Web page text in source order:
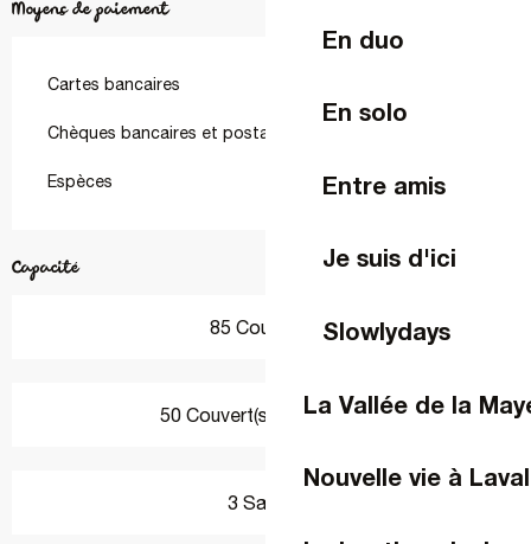
En duo
En solo
Entre amis
Je suis d'ici
Slowlydays
La Vallée de la
Nouvelle vie à Laval
Moyens de paiement
Cartes bancaires
Chèques bancaires et postaux
Espèces
Capacité
85 Couvert(s)
50 Couvert(s) en terrasse
3 Salle(s)